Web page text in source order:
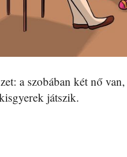
a szobában két nő
játszik.